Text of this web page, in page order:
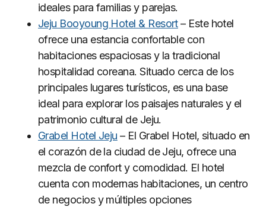
ideales para familias y parejas.
Jeju Booyoung Hotel & Resort– Este hotel
ofrece una estancia confortable con
habitaciones espaciosas y la tradicional
hospitalidad coreana. Situado cerca de los
principales lugares turísticos, es una base
ideal para explorar los paisajes naturales y el
patrimonio cultural de Jeju.
Grabel Hotel Jeju – El Grabel Hotel, situado en
el corazón de la ciudad de Jeju, ofrece una
mezcla de confort y comodidad. El hotel
cuenta con modernas habitaciones, un centro
de negocios y múltiples opciones